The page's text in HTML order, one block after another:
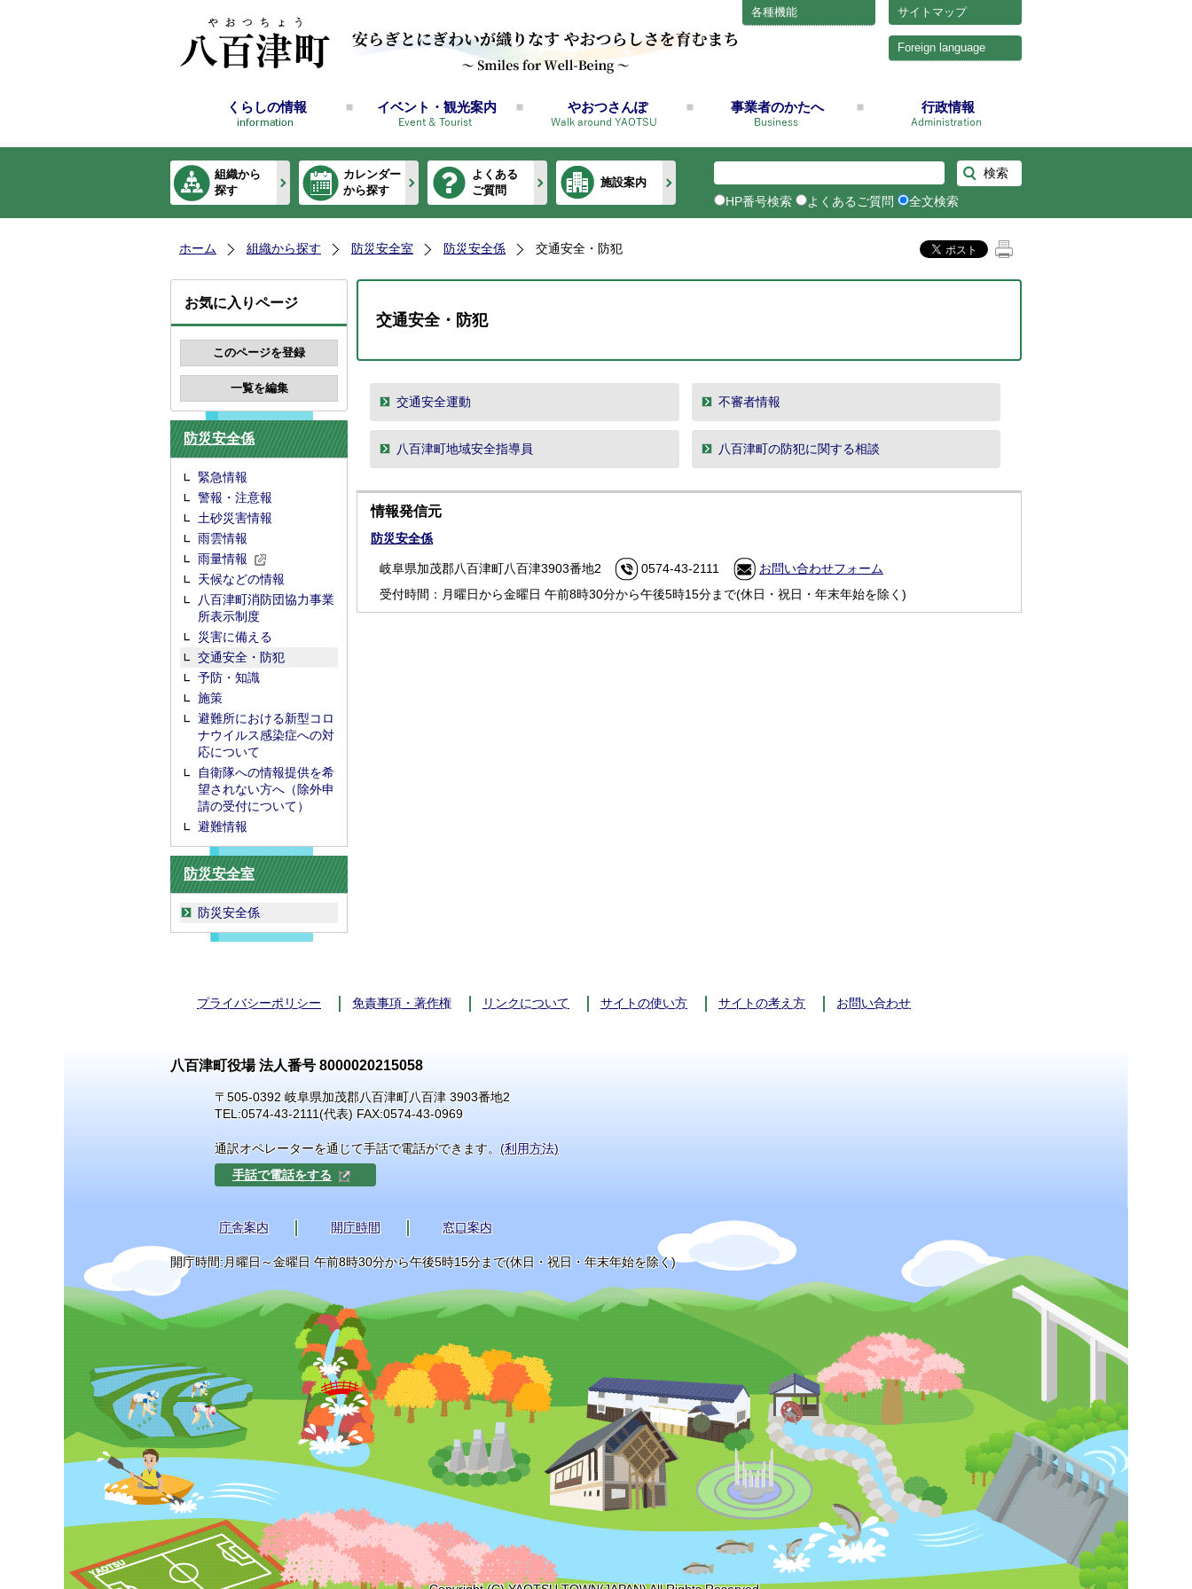
サイトマップ
各種機能
Foreign language
くらしの情報 イベント・観光案内 やおつさんぽ 事業者のかたへ 行政情報
組織から
探す
カレンダー
から探す
よくある
ご質問
施設案内
HP番号検索 よくあるご質問 全文検索
ホーム 組織から探す 防災安全室 防災安全係 交通安全・防犯
お気に入りページ
防災安全係
緊急情報
警報・注意報
土砂災害情報
雨雲情報
雨量情報
天候などの情報
八百津町消防団協力事業
所表示制度
災害に備える
交通安全・防犯
予防・知識
施策
避難所における新型コロ
ナウイルス感染症への対
応について
自衛隊への情報提供を希
望されない方へ（除外申
請の受付について）
避難情報
防災安全室
防災安全係
交通安全・防犯
交通安全運動 不審者情報
八百津町地域安全指導員 八百津町の防犯に関する相談
情報発信元
防災安全係
岐阜県加茂郡八百津町八百津3903番地2 0574-43-2111
お問い合わせフォーム
受付時間：月曜日から金曜日 午前8時30分から午後5時15分まで(休日・祝日・年末年始を除く)
プライバシーポリシー 免責事項・著作権 リンクについて サイトの使い方 サイトの考え方 お問い合わせ
八百津町役場 法人番号 8000020215058
〒505-0392 岐阜県加茂郡八百津町八百津 3903番地2
TEL:0574-43-2111(代表) FAX:0574-43-0969
通訳オペレーターを通じて手話で電話ができます。 (利用方法)
手話で電話をする
庁舎案内 開庁時間 窓口案内
開庁時間:月曜日～金曜日 午前8時30分から午後5時15分まで(休日・祝日・年末年始を除く)